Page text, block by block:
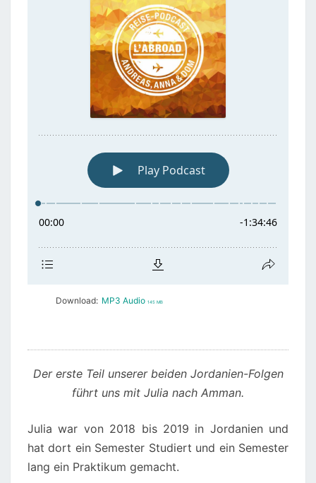
Download: MP3 Audio 145 MB
Der erste Teil unserer beiden Jordanien-Folgen
führt uns mit Julia nach Amman.
Julia war von 2018 bis 2019 in Jordanien und
hat dort ein Semester Studiert und ein Semester
lang ein Praktikum gemacht.